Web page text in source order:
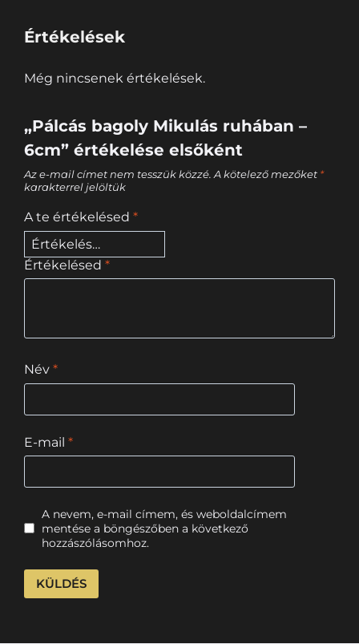
Értékelések
Még nincsenek értékelések.
„Pálcás bagoly Mikulás ruhában –
6cm” értékelése elsőként
Az e-mail címet nem tesszük közzé. A kötelező mezőket *
karakterrel jelöltük
A te értékelésed *
Értékelésed *
Név *
E-mail *
A nevem, e-mail címem, és weboldalcímem
mentése a böngészőben a következő
hozzászólásomhoz.